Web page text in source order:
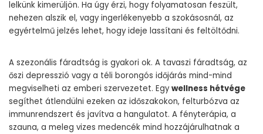
lelkünk kimerüljön. Ha úgy érzi, hogy folyamatosan feszült,
nehezen alszik el, vagy ingerlékenyebb a szokásosnál, az
egyértelmű jelzés lehet, hogy ideje lassítani és feltöltődni.
A szezonális fáradtság is gyakori ok. A tavaszi fáradtság, az
őszi depresszió vagy a téli borongós időjárás mind-mind
megviselheti az emberi szervezetet. Egy wellness hétvége
segíthet átlendülni ezeken az időszakokon, felturbózva az
immunrendszert és javítva a hangulatot. A fényterápia, a
szauna, a meleg vizes medencék mind hozzájárulhatnak a